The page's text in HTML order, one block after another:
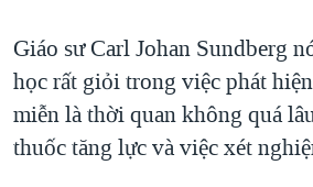
Giáo sư Carl Johan Sundberg
học rất giỏi trong việc phát
miễn là thời quan không quá
thuốc tăng lực và việc xét